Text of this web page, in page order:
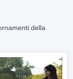
della